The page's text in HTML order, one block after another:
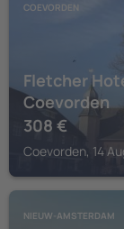
COEVORDEN
Fletcher
Coevorden
308 €
Coevorden, 14
NIEUW-AMSTERDAM